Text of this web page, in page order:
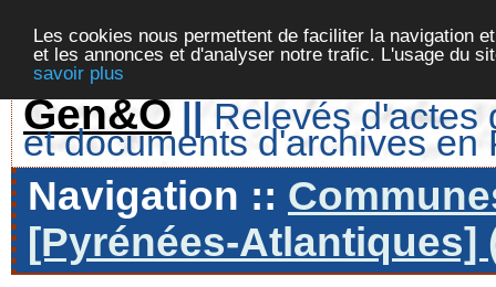
Les cookies nous permettent de faciliter la navigation
et les annonces et d'analyser notre trafic. L'usage du
savoir plus
Gen&O || Relevés d'actes
et documents d'archives en
Navigation ::
[Pyrénées-Atlantiques]